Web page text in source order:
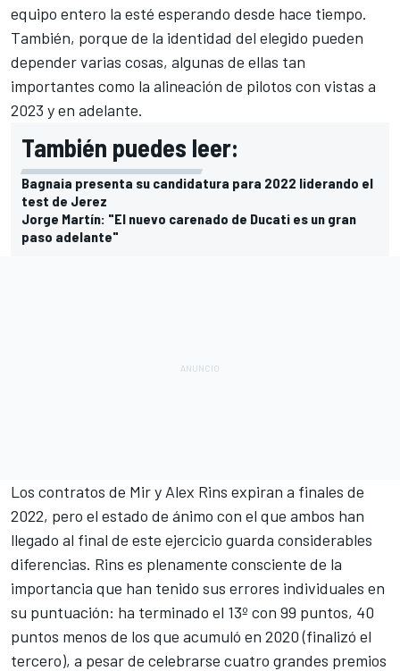
equipo entero la esté esperando desde hace tiempo.
También, porque de la identidad del elegido pueden
depender varias cosas, algunas de ellas tan
importantes como la alineación de pilotos con vistas a
2023 y en adelante.
También puedes leer:
Bagnaia presenta su candidatura para 2022 liderando el
test de Jerez
Jorge Martín: "El nuevo carenado de Ducati es un gran
paso adelante"
Los contratos de Mir y Alex Rins expiran a finales de
2022, pero el estado de ánimo con el que ambos han
llegado al final de este ejercicio guarda considerables
diferencias. Rins es plenamente consciente de la
importancia que han tenido sus errores individuales en
su puntuación: ha terminado el 13º con 99 puntos, 40
puntos menos de los que acumuló en 2020 (finalizó el
tercero), a pesar de celebrarse cuatro grandes premios